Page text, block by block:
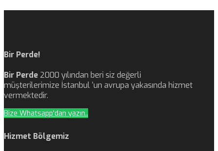
Bir Perde!
Bir Perde 2000 yılından beri siz değerli
müşterilerimize İstanbul ‘un avrupa yakasında hizmet
vermektedir.
Bize Whatsapp'dan yazın..
Hizmet Bölgemiz